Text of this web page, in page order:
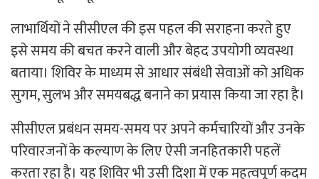
लाभार्थियों ने सीसीएल की इस पहल की सराहना करते हुए
इसे समय की बचत करने वाली और बेहद उपयोगी व्यवस्था
बताया। शिविर के माध्यम से आधार संबंधी सेवाओं को अधिक
सुगम, सुलभ और समयबद्ध बनाने का प्रयास किया जा रहा है।
सीसीएल प्रबंधन समय-समय पर अपने कर्मचारियों और उनके
परिवारजनों के कल्याण के लिए ऐसी जनहितकारी पहलें
करता रहा है। यह शिविर भी उसी दिशा में एक महत्वपूर्ण कदम